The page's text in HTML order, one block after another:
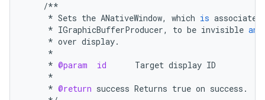
/**
* Sets the ANativeWindow, which is associated
* IGraphicBufferProducer, to be invisible and
* over display.
*
* @param id Target display ID
*
* @return success Returns true on success .